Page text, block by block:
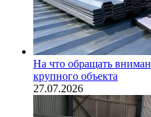
На что обращать
крупного объекта
27.07.2026